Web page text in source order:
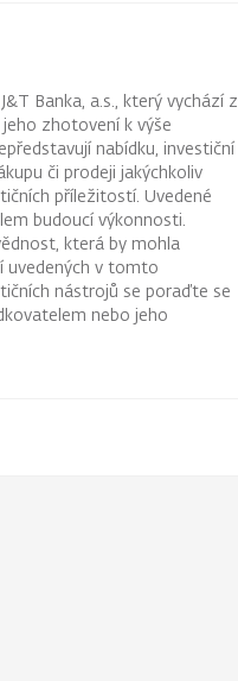
Banka, a.s., který vychází z
zhotovení k výše
nabídku, investiční
či prodeji jakýchkoliv
příležitostí. Uvedené
budoucí výkonnosti.
která by mohla
uvedených v tomto
nástrojů se poraďte se
nebo jeho